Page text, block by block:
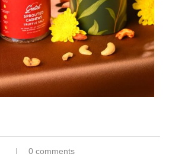
0 comments